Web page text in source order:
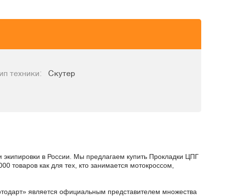
техники:
Скутер
экипировки в России. Мы предлагаем купить Прокладки ЦПГ
товаров как для тех, кто занимается мотокроссом,
является официальным представителем множества